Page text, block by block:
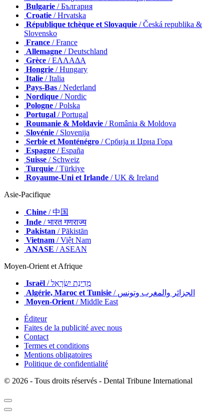
Bulgarie / България
Croatie / Hrvatska
République tchèque et Slovaquie / Česká republika &
Slovensko
France / France
Allemagne / Deutschland
Grèce / ΕΛΛΑΔΑ
Hongrie / Hungary
Italie / Italia
Pays-Bas / Nederland
Nordique / Nordic
Pologne / Polska
Portugal / Portugal
Roumanie & Moldavie / România & Moldova
Slovénie / Slovenija
Serbie et Monténégro / Србија и Црна Гора
Espagne / España
Suisse / Schweiz
Turquie / Türkiye
Royaume-Uni et Irlande / UK & Ireland
Asie-Pacifique
Chine / 中国
Inde / भारत गणराज्य
Pakistan / Pākistān
Vietnam / Việt Nam
ANASE / ASEAN
Moyen-Orient et Afrique
Israël
/ מְדִינַת יִשְׂרָאֵל
Algérie, Maroc et Tunisie
/ الجزائر والمغرب وتونس
Moyen-Orient / Middle East
Éditeur
Faites de la publicité avec nous
Contact
Termes et conditions
Mentions obligatoires
Politique de confidentialité
© 2026 - Tous droits réservés - Dental Tribune International